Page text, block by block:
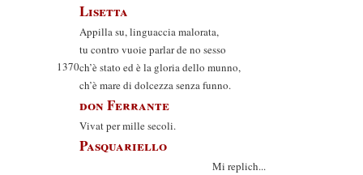
Lisetta
Appilla su, linguaccia malorata,
tu contro vuoie parlar de no sesso
1370ch’è stato ed è la gloria dello munno,
ch’è mare di dolcezza senza funno.
don Ferrante
Vivat per mille secoli.
Pasquariello
Mi replich...